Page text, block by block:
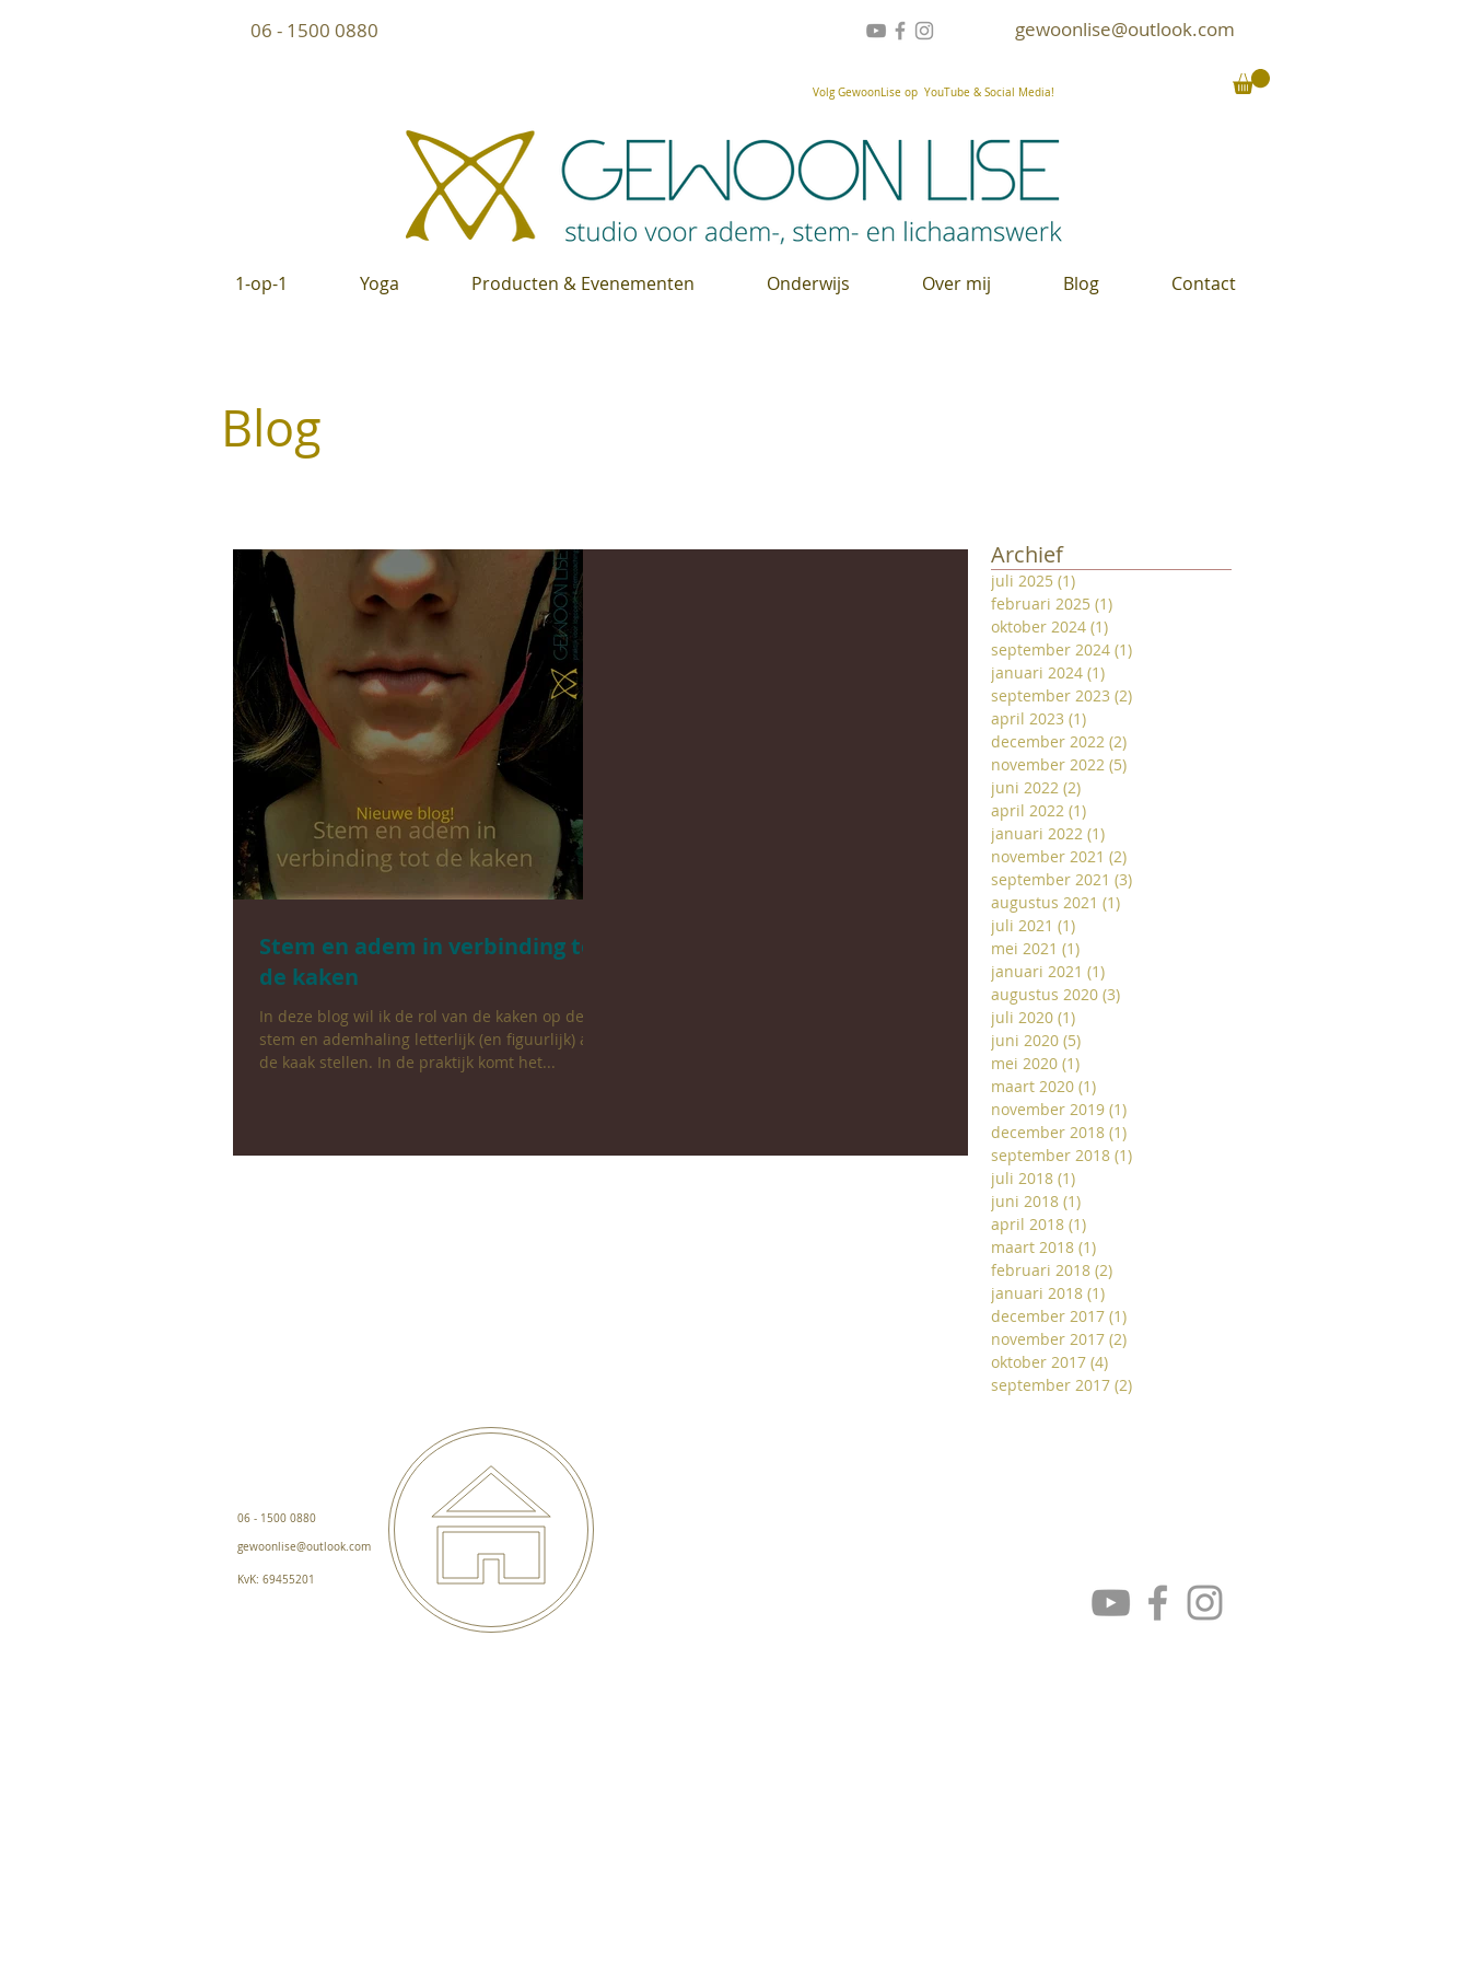
06 - 1500 0880 gewoonlise@outlook.com
Volg GewoonLise op YouTube & Social Media!
1-op-1 Yoga Producten & Evenementen Onderwijs Over mij Blog Contact
Blog
Stem en adem in verbinding tot
de kaken
In deze blog wil ik de rol van de kaken op de
stem en ademhaling letterlijk (en figuurlijk) aan
de kaak stellen. In de praktijk komt het...
Archief
juli 2025 (1)
februari 2025 (1)
oktober 2024 (1)
september 2024 (1)
januari 2024 (1)
september 2023 (2)
april 2023 (1)
december 2022 (2)
november 2022 (5)
juni 2022 (2)
april 2022 (1)
januari 2022 (1)
november 2021 (2)
september 2021 (3)
augustus 2021 (1)
juli 2021 (1)
mei 2021 (1)
januari 2021 (1)
augustus 2020 (3)
juli 2020 (1)
juni 2020 (5)
mei 2020 (1)
maart 2020 (1)
november 2019 (1)
december 2018 (1)
september 2018 (1)
juli 2018 (1)
juni 2018 (1)
april 2018 (1)
maart 2018 (1)
februari 2018 (2)
januari 2018 (1)
december 2017 (1)
november 2017 (2)
oktober 2017 (4)
september 2017 (2)
06 - 1500 0880
gewoonlise@outlook.com
KvK: 69455201